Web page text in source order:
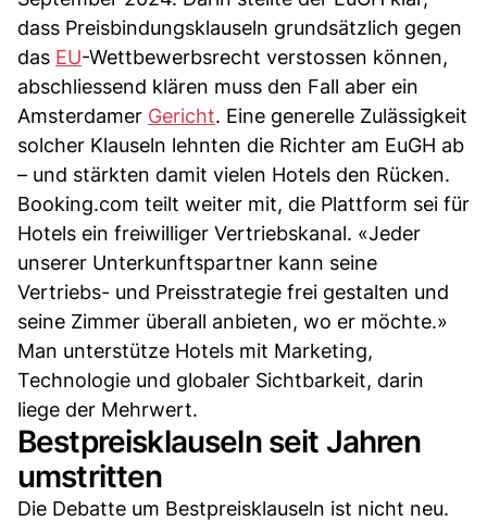
dass Preisbindungsklauseln grundsätzlich gegen
das EU-Wettbewerbsrecht verstossen können,
abschliessend klären muss den Fall aber ein
Amsterdamer Gericht. Eine generelle Zulässigkeit
solcher Klauseln lehnten die Richter am EuGH ab
– und stärkten damit vielen Hotels den Rücken.
Booking.com teilt weiter mit, die Plattform sei für
Hotels ein freiwilliger Vertriebskanal. «Jeder
unserer Unterkunftspartner kann seine
Vertriebs- und Preisstrategie frei gestalten und
seine Zimmer überall anbieten, wo er möchte.»
Man unterstütze Hotels mit Marketing,
Technologie und globaler Sichtbarkeit, darin
liege der Mehrwert.
Bestpreisklauseln seit Jahren
umstritten
Die Debatte um Bestpreisklauseln ist nicht neu.